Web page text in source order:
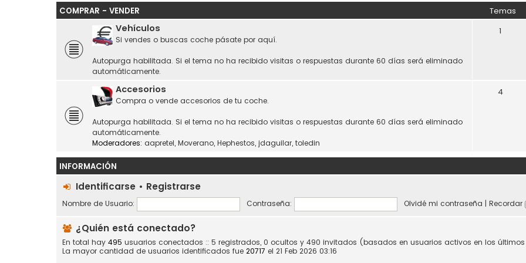
COMPRAR - VENDER Temas
Vehículos
Si vendes o buscas coche pásate por aquí.
Autopurga habilitada. Si el tema no ha recibido visitas o respuestas durante 60 días será eliminado
automáticamente.
1
Accesorios
Compra o vende accesorios de tu coche.
Autopurga habilitada. Si el tema no ha recibido visitas o respuestas durante 60 días será eliminado
automáticamente.
Moderadores: aapretel, Moverano, Hephestos, jdaguilar, toledin
4
INFORMACIÓN
Identificarse • Registrarse
Nombre de Usuario: Contraseña: Olvidé mi contraseña | Recordar
¿Quién está conectado?
En total hay 495 usuarios conectados :: 5 registrados, 0 ocultos y 490 invitados (basados en usuarios activos en los
La mayor cantidad de usuarios identificados fue 20717 el 21 Feb 2026 03:16